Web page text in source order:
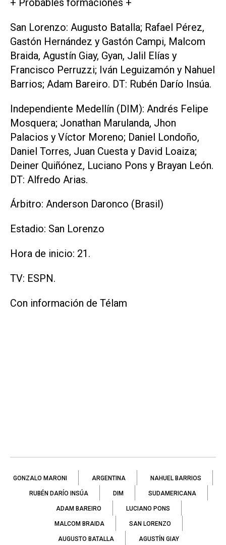
+ Probables formaciones +
San Lorenzo: Augusto Batalla; Rafael Pérez,
Gastón Hernández y Gastón Campi, Malcom
Braida, Agustín Giay, Gyan, Jalil Elías y
Francisco Perruzzi; Iván Leguizamón y Nahuel
Barrios; Adam Bareiro. DT: Rubén Darío Insúa.
Independiente Medellín (DIM): Andrés Felipe
Mosquera; Jonathan Marulanda, Jhon
Palacios y Víctor Moreno; Daniel Londoño,
Daniel Torres, Juan Cuesta y David Loaiza;
Deiner Quiñónez, Luciano Pons y Brayan León.
DT: Alfredo Arias.
Árbitro: Anderson Daronco (Brasil)
Estadio: San Lorenzo
Hora de inicio: 21.
TV: ESPN.
Con información de Télam
GONZALO MARONI ARGENTINA NAHUEL BARRIOS
RUBÉN DARÍO INSÚA DIM SUDAMERICANA
ADAM BAREIRO LUCIANO PONS
MALCOM BRAIDA SAN LORENZO
AUGUSTO BATALLA AGUSTÍN GIAY